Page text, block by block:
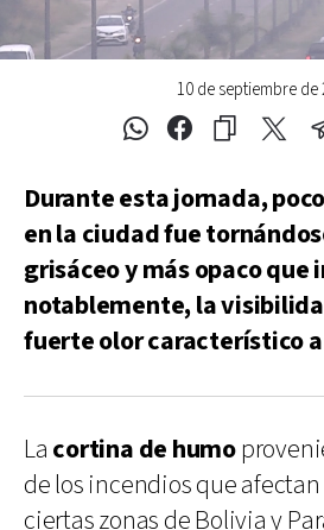
10 de septiembre de
Durante esta jornada,
en la ciudad fue
grisáceo y más opaco que
notablemente, la
fuerte olor característico
La cortina de humo
de los incendios que afectan
ciertas zonas de Bolivia y